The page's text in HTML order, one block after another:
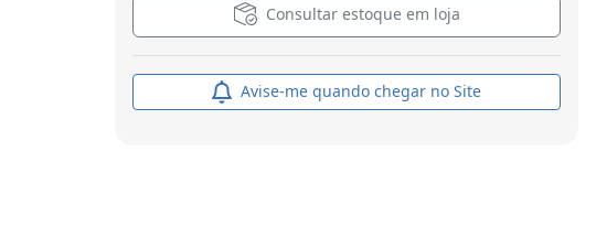
Consultar estoque em loja
Avise-me quando chegar no Site